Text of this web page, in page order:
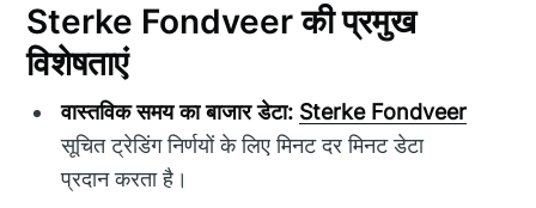
Sterke Fondveer की प्रमुख
विशेषताएं
वास्तविक समय का बाजार डेटा: Sterke Fondveer
सूचित ट्रेडिंग निर्णयों के लिए मिनट दर मिनट डेटा
प्रदान करता है।